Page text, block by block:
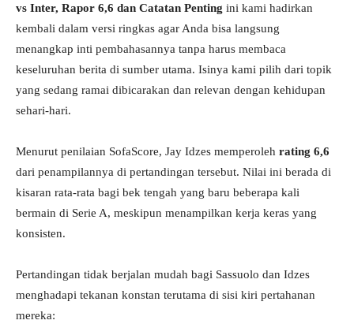
vs Inter, Rapor 6,6 dan Catatan Penting ini kami hadirkan
kembali dalam versi ringkas agar Anda bisa langsung
menangkap inti pembahasannya tanpa harus membaca
keseluruhan berita di sumber utama. Isinya kami pilih dari topik
yang sedang ramai dibicarakan dan relevan dengan kehidupan
sehari-hari.
Menurut penilaian SofaScore, Jay Idzes memperoleh rating 6,6
dari penampilannya di pertandingan tersebut. Nilai ini berada di
kisaran rata-rata bagi bek tengah yang baru beberapa kali
bermain di Serie A, meskipun menampilkan kerja keras yang
konsisten.
Pertandingan tidak berjalan mudah bagi Sassuolo dan Idzes
menghadapi tekanan konstan terutama di sisi kiri pertahanan
mereka: